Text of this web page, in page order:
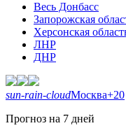
Весь Донбасс
Запорожская
Херсонская
ЛНР
ДНР
sun-rain-cloudМосква+20
Прогноз на 7 дней